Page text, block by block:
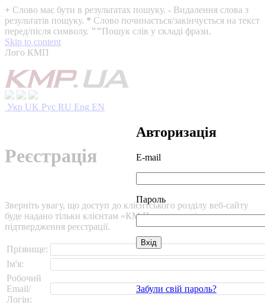
+ Слово має бути в результатах пошуку. - Видалення слова з
результатів пошуку. * Слово починається/закінчується на текст
перед/після символу. ""Пошук слів у складі фрази.
Skip to content
Лого КМП
Укр UK Рус RU Eng EN
Авторизація
E-mail
Пароль
Забули свій пароль?
Реєстрація
Зверніть увагу, що доступ до клієнтського розділу веб-сайту
буде надано тільки клієнтам «КМ Партнери» після
підтвердження реєстрації.
Прізвище:
Ім'я:
Робочий
Email/
Логін: